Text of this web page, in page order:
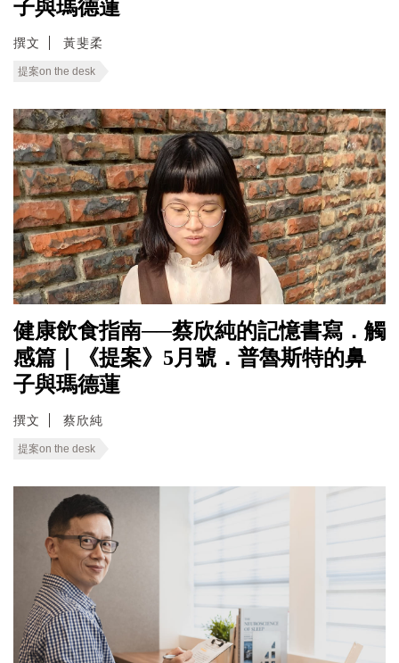
子與瑪德蓮
撰文 黃斐柔
提案on the desk
健康飲食指南──蔡欣純的記憶書寫．觸
感篇｜《提案》5月號．普魯斯特的鼻
子與瑪德蓮
撰文 蔡欣純
提案on the desk